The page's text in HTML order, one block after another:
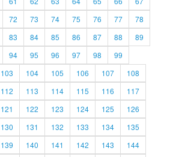
72 73 74 75 76 77
78
83 84 85 86 87 88
89
94 95 96 97 98
99
103 104 105 106 107
108
112 113 114 115 116
117
121 122 123 124 125
126
130 131 132 133 134
135
139 140 141 142 143
144